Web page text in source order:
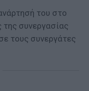
του στο
συνεργασίας
τους συνεργάτες